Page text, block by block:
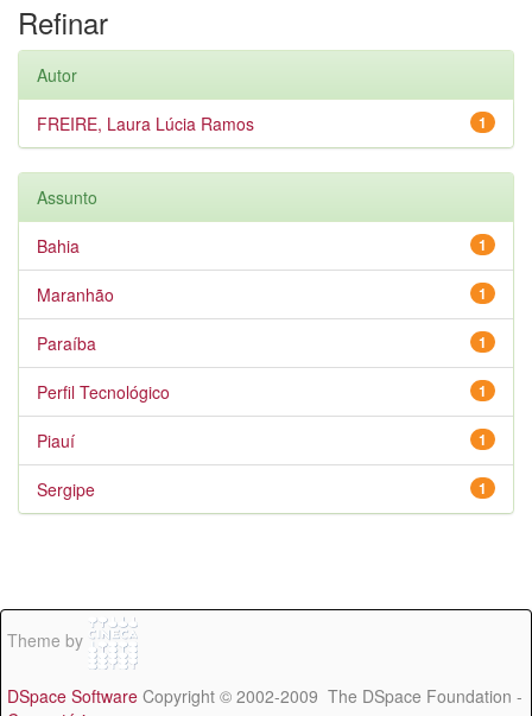
Refinar
Autor
1
FREIRE, Laura Lúcia Ramos
Assunto
1
Bahia
1
Maranhão
1
Paraíba
1
Perfil Tecnológico
1
Piauí
1
Sergipe
Theme by
DSpace Software Copyright © 2002-2009 The DSpace Foundation -